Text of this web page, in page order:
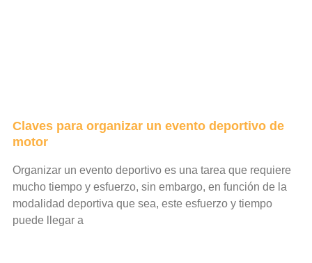
Claves para organizar un evento deportivo de
motor
Organizar un evento deportivo es una tarea que requiere
mucho tiempo y esfuerzo, sin embargo, en función de la
modalidad deportiva que sea, este esfuerzo y tiempo
puede llegar a